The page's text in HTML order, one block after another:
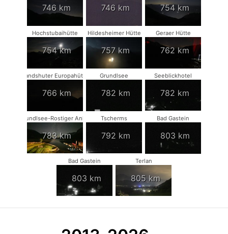
746 km 746 km 754 km
Hochstubaihütte
754 km
Hildesheimer Hütte
757 km
Geraer Hütte
762 km
Landshuter Europahütte
766 km
Grundlsee
782 km
Seeblickhotel
782 km
Grundlsee-Rostiger Anker
783 km
Tscherms
792 km
Bad Gastein
803 km
Bad Gastein
803 km
Terlan
805 km